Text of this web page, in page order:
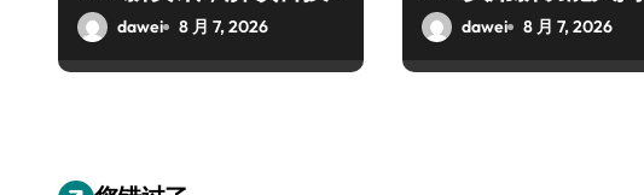
新玩法超带感！
dawei 8 月 7, 2026
秘，抢先尝鲜！
dawei 8 月 7, 2026